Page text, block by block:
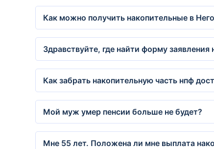
Как можно получить накопительные в
Здравствуйте, где найти форму
Как забрать накопительную часть нпф
Мой муж умер пенсии больше не будет?
Мне 55 лет. Положена ли мне выплата